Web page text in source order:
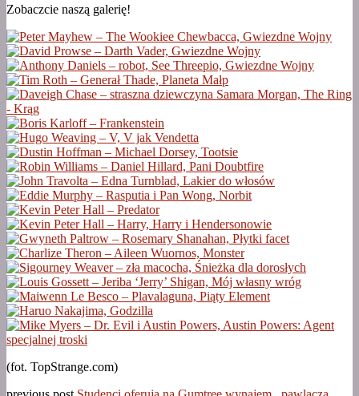
Zobaczcie naszą galerię!
(fot. TopStrange.com)